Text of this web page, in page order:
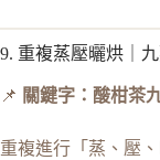
9. 重複蒸壓曬烘｜
📌 關鍵字：酸柑茶
重複進行「蒸、壓